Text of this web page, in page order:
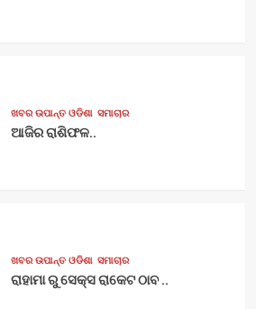
ଖବର ଉପାନ୍ତ ଓଡିଶା ସମାଚାର
ଆଜିର ରାଶିଫଳ..
ଖବର ଉପାନ୍ତ ଓଡିଶା ସମାଚାର
ରାହାମା ରୁ ସେକ୍ସ ରାକେଟ ଠାବ ..